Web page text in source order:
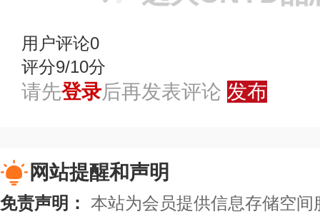
用户评论0
评分9/10分
请先登录后再发表评论 发布
网站提醒和声明
免责声明： 本站为会员提供信息存储空